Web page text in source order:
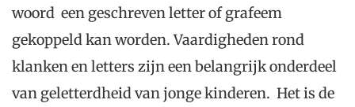
woord een geschreven letter of grafeem
gekoppeld kan worden. Vaardigheden rond
klanken en letters zijn een belangrijk onderdeel
van geletterdheid van jonge kinderen. Het is de